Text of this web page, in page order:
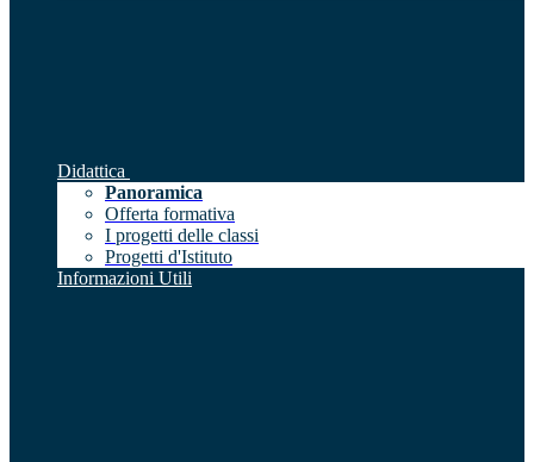
Didattica
Panoramica
Offerta formativa
I progetti delle classi
Progetti d'Istituto
Informazioni Utili